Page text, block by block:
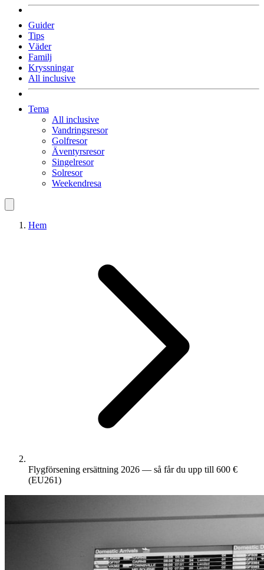
Guider
Tips
Väder
Familj
Kryssningar
All inclusive
Tema
All inclusive
Vandringsresor
Golfresor
Äventyrsresor
Singelresor
Solresor
Weekendresa
Hem
Flygförsening ersättning 2026 — så får du upp till 600 €
(EU261)